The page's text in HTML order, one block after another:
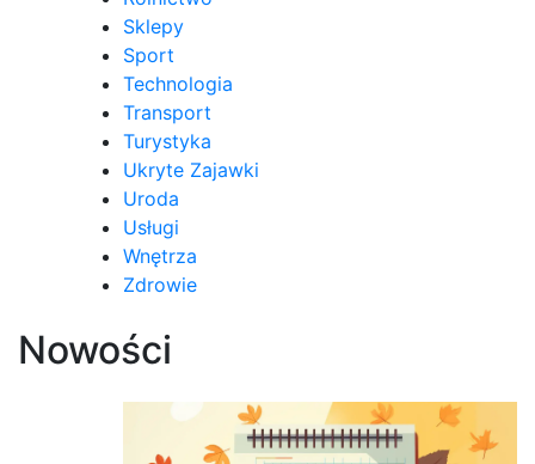
Sklepy
Sport
Technologia
Transport
Turystyka
Ukryte Zajawki
Uroda
Usługi
Wnętrza
Zdrowie
Nowości